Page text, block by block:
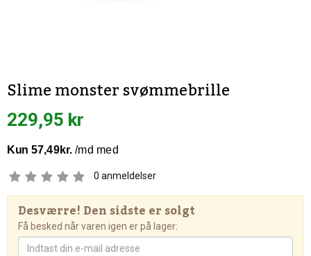
Slime monster svømmebrille
229,95 kr
0 anmeldelser
Desværre! Den sidste er solgt
Få besked når varen igen er på lager: